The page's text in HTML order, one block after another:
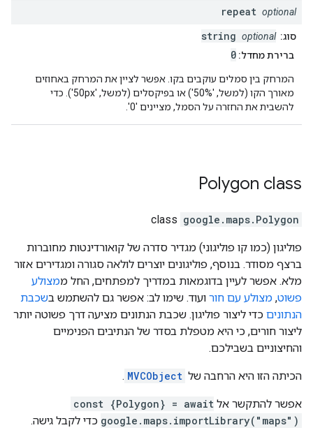
repeat optional
סוג: string optional
ברירת מחדל: 0
המרחק בין סמלים עוקבים בקו. אפשר לציין את המרחק באחוזים
מאורך הקו (למשל, '50%') או בפיקסלים (למשל, '50px'). כדי
להשבית את החזרה על הסמל, מציינים '0'.
Polygon class
google.maps. Polygon
פוליגון (כמו קו פוליגוני) מגדיר סדרה של קואורדינטות מחוברות
ברצף מסודר. בנוסף, פוליגונים יוצרים לולאה סגורה ומגדירים אזור
מלא. אפשר לעיין בדוגמאות במדריך למפתחים, החל ממצולע
פשוט, מצולע עם חור ועוד. שימו לב: אפשר גם להשתמש בשכבת
הנתונים כדי ליצור פוליגון. שכבת הנתונים מציעה דרך פשוטה יותר
ליצור חורים, כי היא מטפלת בסדר של הנתיבים הפנימיים
והחיצוניים בשבילכם.
הכיתה הזו היא הרחבה של MVCObject
.
אפשר להתקשר אל const {Polygon} = await
google.maps.importLibrary("maps") כדי לקבל גישה.